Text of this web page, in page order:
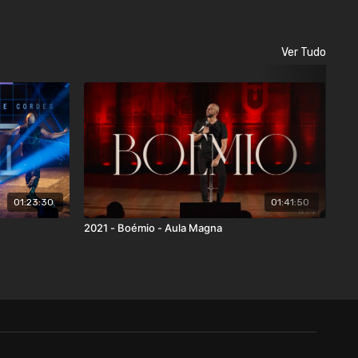
Ver Tudo
01:23:30 01:41:50
2021 - Boémio - Aula Magna